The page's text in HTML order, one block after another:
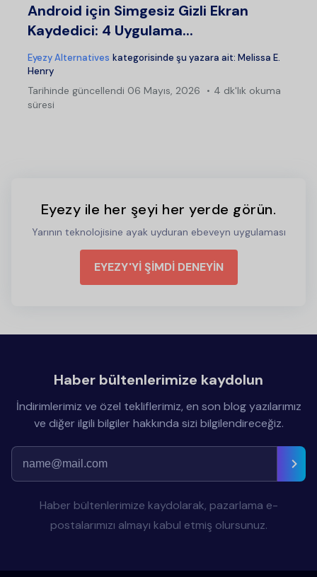
Android için Simgesiz Gizli Ekran
Kaydedici: 4 Uygulama...
Eyezy Alternatives kategorisinde şu yazara ait: Melissa E.
Henry
Tarihinde güncellendi 06 Mayıs, 2026
4 dk'lık okuma
süresi
Eyezy ile her şeyi her yerde görün.
Yarının teknolojisine ayak uyduran ebeveyn uygulaması
EYEZY'Yİ ŞİMDİ DENEYİN
Haber bültenlerimize kaydolun
İndirimlerimiz ve özel tekliflerimiz, en son blog yazılarımız
ve diğer ilgili bilgiler hakkında sizi bilgilendireceğiz.
Haber bültenlerimize kaydolarak, pazarlama e-
postalarımızı almayı kabul etmiş olursunuz.